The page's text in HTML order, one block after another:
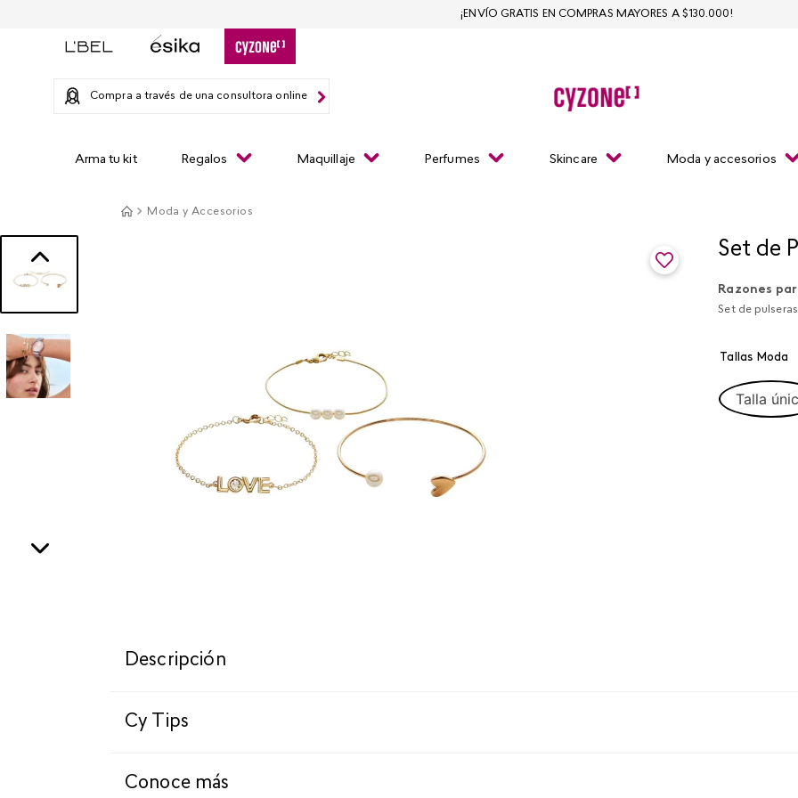
Compra a través de una consultora online
Arma tu kit Regalos Maquillaje Perfumes Skincare Moda y accesorios
¡ENVÍO GRATIS EN COMPRAS MAYORES A $130.000!
Moda y Accesorios
Set de
Razones
Set de
Tallas Moda
Talla
Descripción
Cy Tips
Conoce más